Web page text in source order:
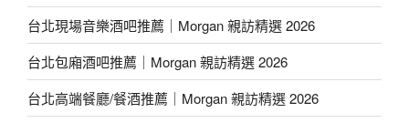
台北現場音樂酒吧推薦｜Morgan 親訪精選 2026
台北包廂酒吧推薦｜Morgan 親訪精選 2026
台北高端餐廳/餐酒推薦｜Morgan 親訪精選 2026